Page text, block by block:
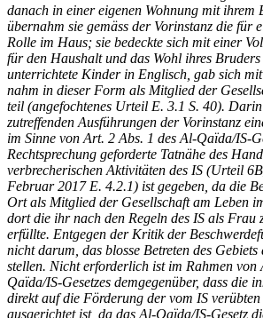
danach in einer eigenen Wohnung mit ihrem
übernahm sie gemäss der Vorinstanz die für
Rolle im Haus; sie bedeckte sich mit einer
für den Haushalt und das Wohl ihres Bruders
unterrichtete Kinder in Englisch, gab sich
nahm in dieser Form als Mitglied der
teil (angefochtenes Urteil E. 3.1 S. 40).
zutreffenden Ausführungen der Vorinstanz
im Sinne von Art. 2 Abs. 1 des Al-Qaïda/IS-
Rechtsprechung geforderte Tatnähe des
verbrecherischen Aktivitäten des IS (Urteil
Februar 2017 E. 4.2.1) ist gegeben, da die
Ort als Mitglied der Gesellschaft am Leben
dort die ihr nach den Regeln des IS als Frau
erfüllte. Entgegen der Kritik der
nicht darum, das blosse Betreten des Gebiets
stellen. Nicht erforderlich ist im Rahmen von
Qaïda/IS-Gesetzes demgegenüber, dass die
direkt auf die Förderung der vom IS
ausgerichtet ist, da das Al-Qaïda/IS-Gesetz